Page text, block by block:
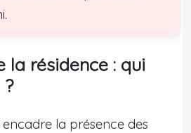
la résidence : qui
la présence des